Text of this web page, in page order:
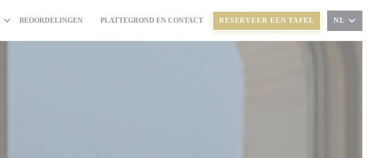
BEOORDELINGEN PLATTEGROND EN CONTACT RESERVEER EEN TAFEL NL